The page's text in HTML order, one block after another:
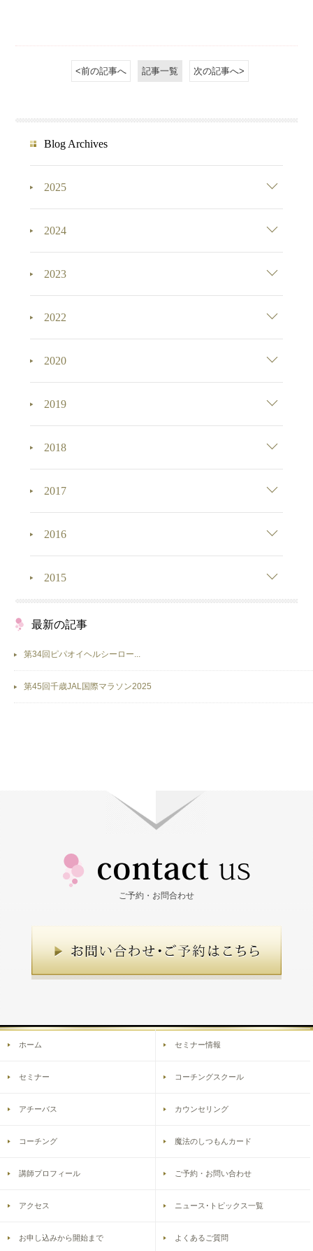
<前の記事へ 記事一覧 次の記事へ>
Blog Archives
2025
2024
2023
2022
2020
2019
2018
2017
2016
2015
最新の記事
第34回ピパオイヘルシーロー...
第45回千歳JAL国際マラソン2025
ご予約・お問合わせ
ホーム セミナー情報
セミナー コーチングスクール
アチーバス カウンセリング
コーチング 魔法のしつもんカード
講師プロフィール ご予約・お問い合わせ
アクセス ニュース･トピックス一覧
お申し込みから開始まで よくあるご質問